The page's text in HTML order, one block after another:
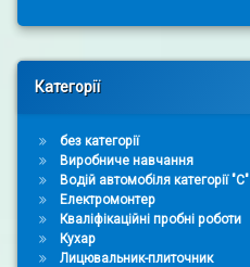
Right Sidebar
Категорії
без категорії
Виробниче навчання
Водій автомобіля категорії "С"
Електромонтер
Кваліфікаційні пробні роботи
Кухар
Лицювальник-плиточник